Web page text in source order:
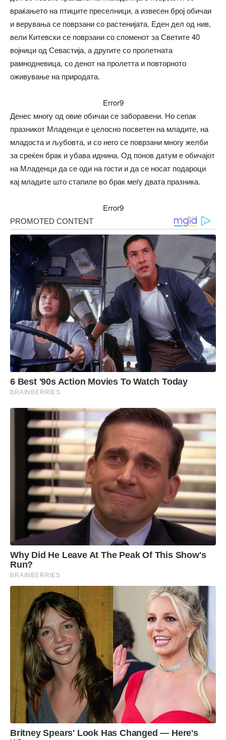
враќањето на птиците преселници, а извесен број обичаи
и верувања се поврзани со растенијата. Еден дел од нив,
вели Китевски се поврзани со споменот за Светите 40
војници од Севастија, а другите со пролетната
рамнодневица, со денот на пролетта и повторното
оживување на природата.
Error9
Денес многу од овие обичаи се заборавени. Но сепак
празникот Младенци е целосно посветен на младите, на
младоста и љубовта, и со него се поврзани многу желби
за среќен брак и убава иднина. Од понов датум е обичајот
на Младенци да се оди на гости и да се носат подароци
кај младите што стапиле во брак меѓу двата празника.
Error9